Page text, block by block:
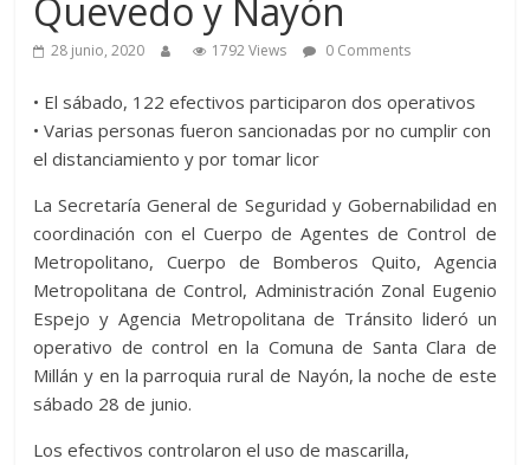
Quevedo y Nayón
28 junio, 2020 1792 Views 0 Comments
• El sábado, 122 efectivos participaron dos operativos
• Varias personas fueron sancionadas por no cumplir con
el distanciamiento y por tomar licor
La Secretaría General de Seguridad y Gobernabilidad en
coordinación con el Cuerpo de Agentes de Control de
Metropolitano, Cuerpo de Bomberos Quito, Agencia
Metropolitana de Control, Administración Zonal Eugenio
Espejo y Agencia Metropolitana de Tránsito lideró un
operativo de control en la Comuna de Santa Clara de
Millán y en la parroquia rural de Nayón, la noche de este
sábado 28 de junio.
Los efectivos controlaron el uso de mascarilla,